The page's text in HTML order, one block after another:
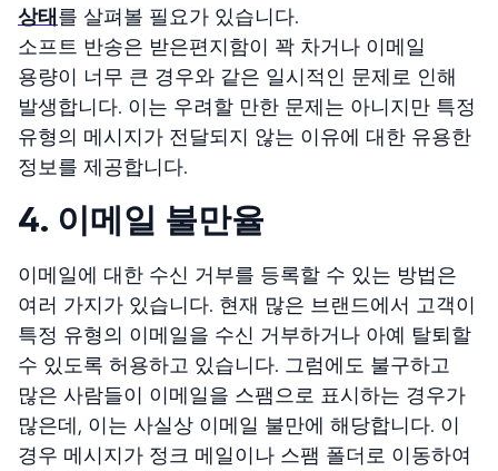
상태를 살펴볼 필요가 있습니다.
소프트 반송은 받은편지함이 꽉 차거나 이메일
용량이 너무 큰 경우와 같은 일시적인 문제로 인해
발생합니다. 이는 우려할 만한 문제는 아니지만 특정
유형의 메시지가 전달되지 않는 이유에 대한 유용한
정보를 제공합니다.
4. 이메일 불만율
이메일에 대한 수신 거부를 등록할 수 있는 방법은
여러 가지가 있습니다. 현재 많은 브랜드에서 고객이
특정 유형의 이메일을 수신 거부하거나 아예 탈퇴할
수 있도록 허용하고 있습니다. 그럼에도 불구하고
많은 사람들이 이메일을 스팸으로 표시하는 경우가
많은데, 이는 사실상 이메일 불만에 해당합니다. 이
경우 메시지가 정크 메일이나 스팸 폴더로 이동하여